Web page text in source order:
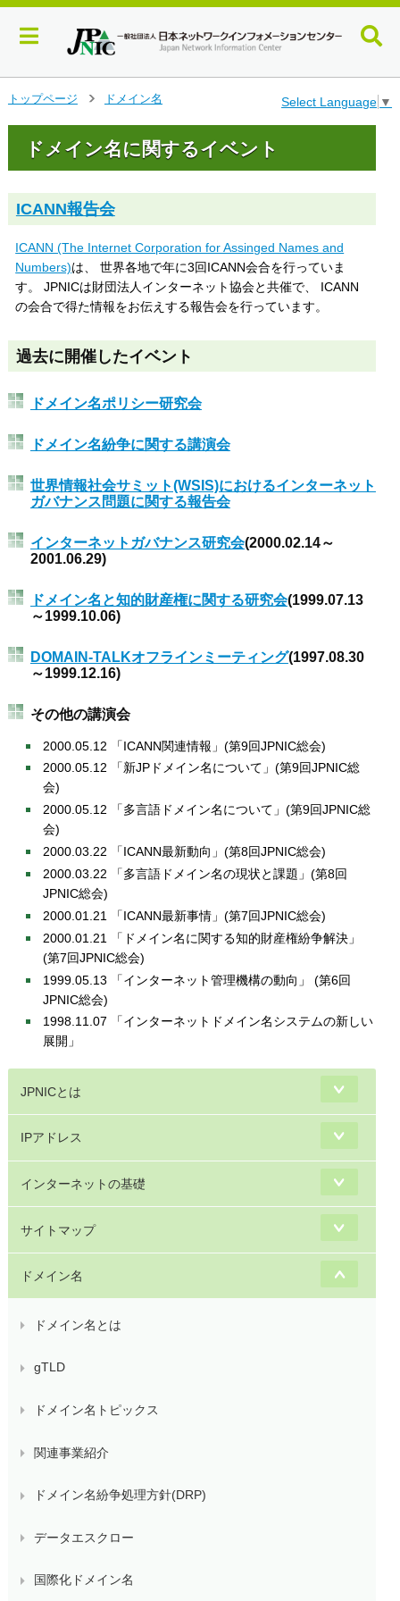
ン
ツ
トップページ
ドメイン名 Select Language ▼
ドメイン名に関するイベント
ICANN報告会
ICANN (The Internet Corporation for Assinged Names and
Numbers)は、 世界各地で年に3回ICANN会合を行っていま
す。 JPNICは財団法人インターネット協会と共催で、 ICANN
の会合で得た情報をお伝えする報告会を行っています。
過去に開催したイベント
ドメイン名ポリシー研究会
ドメイン名紛争に関する講演会
世界情報社会サミット(WSIS)におけるインターネット
ガバナンス問題に関する報告会
インターネットガバナンス研究会(2000.02.14～
2001.06.29)
ドメイン名と知的財産権に関する研究会(1999.07.13
～1999.10.06)
DOMAIN-TALKオフラインミーティング(1997.08.30
～1999.12.16)
その他の講演会
2000.05.12 「ICANN関連情報」(第9回JPNIC総会)
2000.05.12 「新JPドメイン名について」(第9回JPNIC総
会)
2000.05.12 「多言語ドメイン名について」(第9回JPNIC総
会)
2000.03.22 「ICANN最新動向」(第8回JPNIC総会)
2000.03.22 「多言語ドメイン名の現状と課題」(第8回
JPNIC総会)
2000.01.21 「ICANN最新事情」(第7回JPNIC総会)
2000.01.21 「ドメイン名に関する知的財産権紛争解決」
(第7回JPNIC総会)
1999.05.13 「インターネット管理機構の動向」 (第6回
JPNIC総会)
1998.11.07 「インターネットドメイン名システムの新しい
展開」
JPNICとは
IPアドレス
インターネットの基礎
サイトマップ
ドメイン名
ドメイン名とは
gTLD
ドメイン名トピックス
関連事業紹介
ドメイン名紛争処理方針(DRP)
データエスクロー
国際化ドメイン名